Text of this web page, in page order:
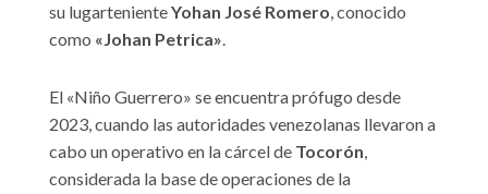
su lugartenienteYohan José Romero, conocido
como «Johan Petrica».
El «Niño Guerrero» se encuentra prófugo desde
2023, cuando las autoridades venezolanas llevaron a
cabo un operativo en la cárcel de Tocorón,
considerada la base de operaciones de la